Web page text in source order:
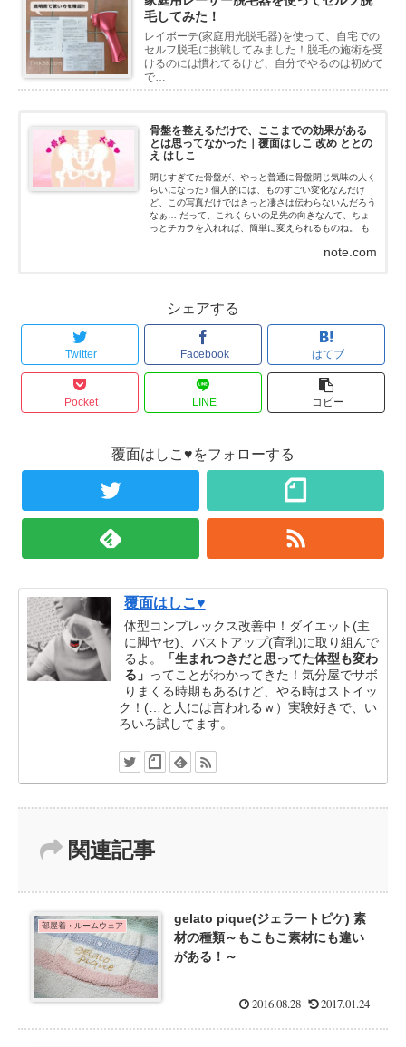
毛してみた！
レイボーテ(家庭用光脱毛器)を使って、自宅での
セルフ脱毛に挑戦してみました！脱毛の施術を受
けるのには慣れてるけど、自分でやるのは初めて
で…
骨盤を整えるだけで、ここまでの効果がある
とは思ってなかった｜覆面はしこ 改め ととの
え はしこ
閉じすぎてた骨盤が、やっと普通に骨盤閉じ気味の人く
らいになった♪ 個人的には、ものすごい変化なんだけ
ど、この写真だけではきっと凄さは伝わらないんだろう
なぁ… だって、これくらいの足先の向きなんて、ちょ
っとチカラを入れれば、簡単に変えられるものね。 も
note.com
シェアする
Twitter Facebook はてブ
Pocket LINE コピー
覆面はしこ♥をフォローする
覆面はしこ♥
体型コンプレックス改善中！ダイエット(主
に脚ヤセ)、バストアップ(育乳)に取り組んで
るよ。
「生まれつきだと思ってた体型も変わ
る」 ってことがわかってきた！気分屋でサボ
りまくる時期もあるけど、やる時はストイッ
ク！(…と人には言われるｗ）実験好きで、い
ろいろ試してます。
関連記事
部屋着・ルームウェア
gelato pique(ジェラートピケ) 素
材の種類～もこもこ素材にも違い
がある！～
2016.08.28 2017.01.24